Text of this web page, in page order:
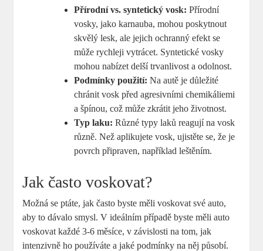
Přírodní vs. syntetický vosk: Přírodní
vosky, jako​ karnauba,‌ mohou poskytnout
skvělý lesk, ale jejich ochranný efekt se
může rychleji vytrácet. Syntetické vosky
mohou nabízet delší trvanlivost a odolnost.
Podmínky ⁤použití: Na autě je důležité
⁣chránit vosk před agresivními chemikáliemi
a špínou, což může zkrátit jeho životnost.
Typ laku: Různé typy laků ⁢reagují na vosk
různě. Než aplikujete vosk, ujistěte se, že je
povrch připraven, například leštěním.
Jak často voskovat?
Možná se ptáte, jak často byste ⁢měli voskovat své auto,
aby to dávalo smysl. V ideálním případě byste měli​ auto
voskovat každé 3-6 měsíce, v závislosti na tom, jak
intenzivně ho používáte a jaké⁢ podmínky na něj působí.